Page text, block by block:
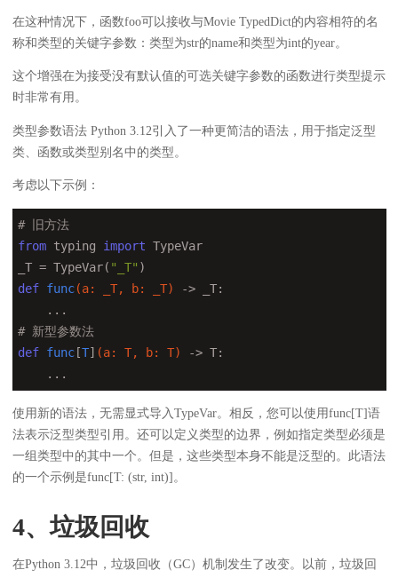
在这种情况下，函数foo可以接收与Movie TypedDict的内容相符的名
称和类型的关键字参数：类型为str的name和类型为int的year。
这个增强在为接受没有默认值的可选关键字参数的函数进行类型提示
时非常有用。
类型参数语法 Python 3.12引入了一种更简洁的语法，用于指定泛型
类、函数或类型别名中的类型。
考虑以下示例：
# 旧方法
from typing import TypeVar
_T = TypeVar( "_T"
def func(a: _T, b: _T)
-> _T:
# 新型参数法
def func [T] (a: T, b: T)
-> T:
    ...
使用新的语法，无需显式导入TypeVar。相反，您可以使用func[T]语
法表示泛型类型引用。还可以定义类型的边界，例如指定类型必须是
一组类型中的其中一个。但是，这些类型本身不能是泛型的。此语法
的一个示例是func[T: (str, int)]。
4、垃圾回收
在Python 3.12中，垃圾回收（GC）机制发生了改变。以前，垃圾回